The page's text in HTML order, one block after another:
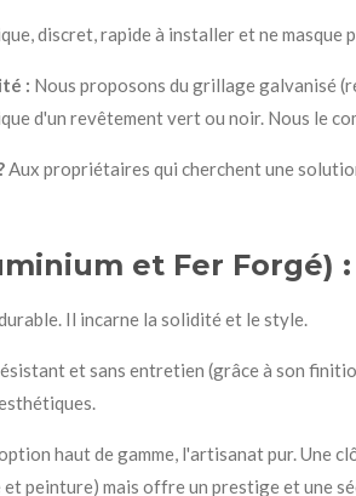
discret, rapide à installer et ne
: Nous proposons du grillage galvanisé
d'un revêtement vert ou noir. Nous le
Aux propriétaires qui cherchent une
et Fer Forgé)
Il incarne la solidité et le style.
et sans entretien (grâce à son
haut de gamme, l'artisanat pur. Une
peinture) mais offre un prestige et une